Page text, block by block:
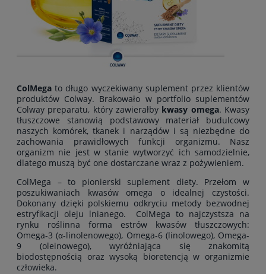
ColMega to długo wyczekiwany suplement przez klientów
produktów Colway. Brakowało w portfolio suplementów
Colway preparatu, który zawierałby kwasy omega. Kwasy
tłuszczowe stanowią podstawowy materiał budulcowy
naszych komórek, tkanek i narządów i są niezbędne do
zachowania prawidłowych funkcji organizmu. Nasz
organizm nie jest w stanie wytworzyć ich samodzielnie,
dlatego muszą być one dostarczane wraz z pożywieniem.
ColMega – to pionierski suplement diety. Przełom w
poszukiwaniach kwasów omega o idealnej czystości.
Dokonany dzięki polskiemu odkryciu metody bezwodnej
estryfikacji oleju lnianego. ColMega to najczystsza na
rynku roślinna forma estrów kwasów tłuszczowych:
Omega-3 (α-linolenowego), Omega-6 (linolowego), Omega-
9 (oleinowego), wyróżniająca się znakomitą
biodostępnością oraz wysoką bioretencją w organizmie
człowieka.